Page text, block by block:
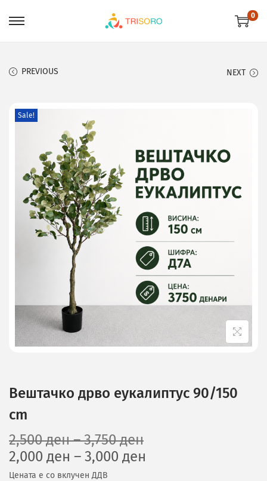
0
PREVIOUS NEXT
Sale!
Вештачко дрво еукалиптус 90/150
cm
2,500ден–3,750ден
2,000 ден – 3,000 ден
Цената е со вклучен ДДВ